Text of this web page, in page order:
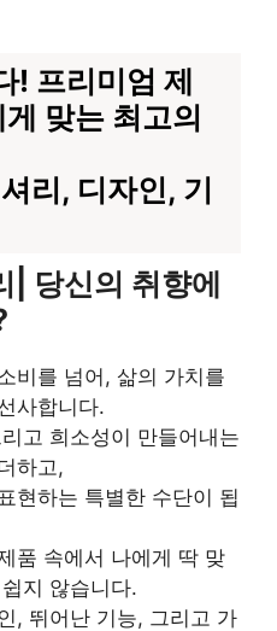
! 프리미엄 제
맞는 최고의
리, 디자인, 기
| 당신의 취향에
비를 넘어, 삶의 가치를
사합니다.
고 희소성이 만들어내는
하고,
현하는 특별한 수단이 됩
품 속에서 나에게 딱 맞
지 않습니다.
, 뛰어난 기능, 그리고 가